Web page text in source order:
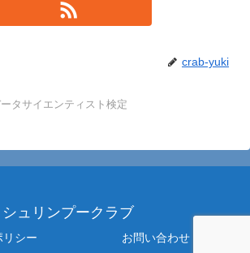
crab-yuki
タサイエンティスト検定
シュリンプークラブ
リシー お問い合わせ